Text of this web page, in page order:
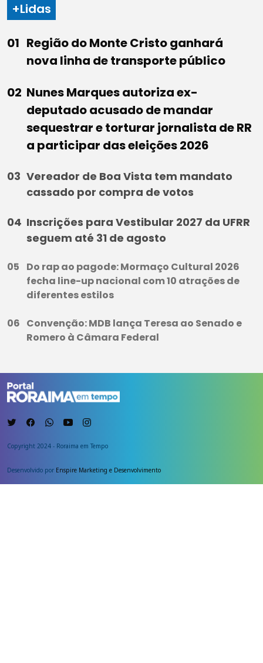
+Lidas
Região do Monte Cristo ganhará
nova linha de transporte público
Nunes Marques autoriza ex-
deputado acusado de mandar
sequestrar e torturar jornalista de RR
a participar das eleições 2026
Vereador de Boa Vista tem mandato
cassado por compra de votos
Inscrições para Vestibular 2027 da UFRR
seguem até 31 de agosto
Do rap ao pagode: Mormaço Cultural 2026
fecha line-up nacional com 10 atrações de
diferentes estilos
Convenção: MDB lança Teresa ao Senado e
Romero à Câmara Federal
Copyright 2024 - Roraima em Tempo
Desenvolvido por Enspire Marketing e Desenvolvimento